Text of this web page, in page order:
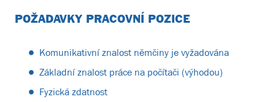
POŽADAVKY PRACOVNÍ POZICE
Komunikativní znalost němčiny je vyžadována
Základní znalost práce na počítači (výhodou)
Fyzická zdatnost